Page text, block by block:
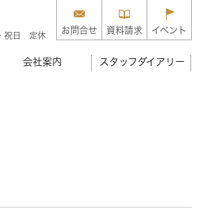
祝日 定休
お問合せ 資料請求 イベント
会社案内 スタッフダイアリー